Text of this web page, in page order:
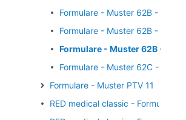
Formulare - Muster 62B -
Formulare - Muster 62B -
Formulare - Muster 62B -
Formulare - Muster 62C -
Formulare - Muster PTV 11
RED medical classic -